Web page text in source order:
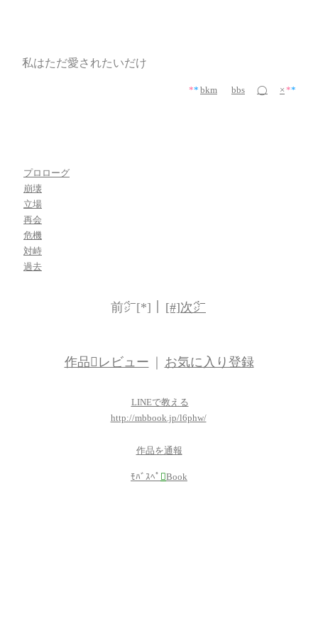
私はただ愛されたいだけ
** bkm bbs ◯ × **
プロローグ
崩壊
立場
再会
危機
対峙
過去
前㌻[*]｜ [#]次㌻
作品レビュー お気に入り登録
LINEで教える
http://mbbook.jp/l6phw/
作品を通報
ﾓﾊﾞｽﾍﾟ Book